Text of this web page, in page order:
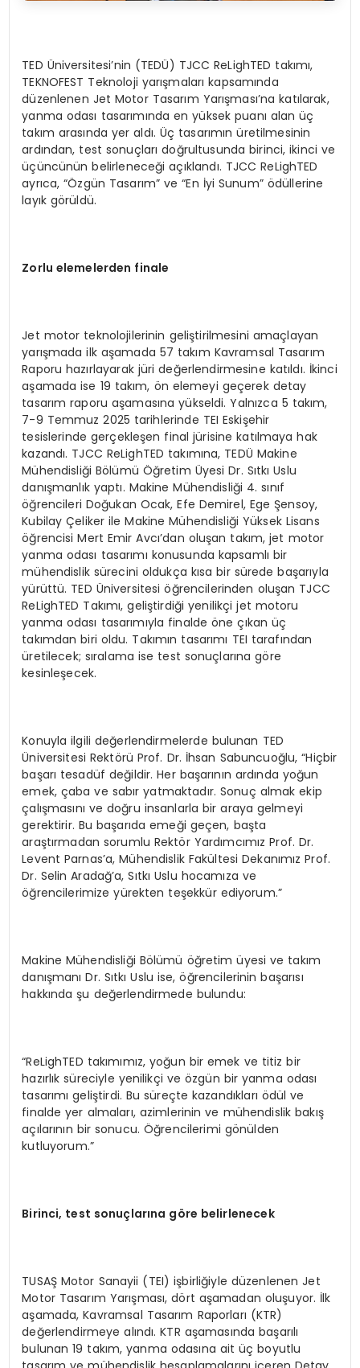
TED Üniversitesi’nin (TEDÜ) TJCC ReLighTED takımı,
TEKNOFEST Teknoloji yarışmaları kapsamında
düzenlenen Jet Motor Tasarım Yarışması’na katılarak,
yanma odası tasarımında en yüksek puanı alan üç
takım arasında yer aldı. Üç tasarımın üretilmesinin
ardından, test sonuçları doğrultusunda birinci, ikinci ve
üçüncünün belirleneceği açıklandı. TJCC ReLighTED
ayrıca, “Özgün Tasarım” ve “En İyi Sunum” ödüllerine
layık görüldü.
Zorlu elemelerden finale
Jet motor teknolojilerinin geliştirilmesini amaçlayan
yarışmada ilk aşamada 57 takım Kavramsal Tasarım
Raporu hazırlayarak jüri değerlendirmesine katıldı. İkinci
aşamada ise 19 takım, ön elemeyi geçerek detay
tasarım raporu aşamasına yükseldi. Yalnızca 5 takım,
7-9 Temmuz 2025 tarihlerinde TEI Eskişehir
tesislerinde gerçekleşen final jürisine katılmaya hak
kazandı. TJCC ReLighTED takımına, TEDÜ Makine
Mühendisliği Bölümü Öğretim Üyesi Dr. Sıtkı Uslu
danışmanlık yaptı. Makine Mühendisliği 4. sınıf
öğrencileri Doğukan Ocak, Efe Demirel, Ege Şensoy,
Kubilay Çeliker ile Makine Mühendisliği Yüksek Lisans
öğrencisi Mert Emir Avcı’dan oluşan takım, jet motor
yanma odası tasarımı konusunda kapsamlı bir
mühendislik sürecini oldukça kısa bir sürede başarıyla
yürüttü. TED Üniversitesi öğrencilerinden oluşan TJCC
ReLighTED Takımı, geliştirdiği yenilikçi jet motoru
yanma odası tasarımıyla finalde öne çıkan üç
takımdan biri oldu. Takımın tasarımı TEI tarafından
üretilecek; sıralama ise test sonuçlarına göre
kesinleşecek.
Konuyla ilgili değerlendirmelerde bulunan TED
Üniversitesi Rektörü Prof. Dr. İhsan Sabuncuoğlu, “Hiçbir
başarı tesadüf değildir. Her başarının ardında yoğun
emek, çaba ve sabır yatmaktadır. Sonuç almak ekip
çalışmasını ve doğru insanlarla bir araya gelmeyi
gerektirir. Bu başarıda emeği geçen, başta
araştırmadan sorumlu Rektör Yardımcımız Prof. Dr.
Levent Parnas’a, Mühendislik Fakültesi Dekanımız Prof.
Dr. Selin Aradağ’a, Sıtkı Uslu hocamıza ve
öğrencilerimize yürekten teşekkür ediyorum.”
Makine Mühendisliği Bölümü öğretim üyesi ve takım
danışmanı Dr. Sıtkı Uslu ise, öğrencilerinin başarısı
hakkında şu değerlendirmede bulundu:
“ReLighTED takımımız, yoğun bir emek ve titiz bir
hazırlık süreciyle yenilikçi ve özgün bir yanma odası
tasarımı geliştirdi. Bu süreçte kazandıkları ödül ve
finalde yer almaları, azimlerinin ve mühendislik bakış
açılarının bir sonucu. Öğrencilerimi gönülden
kutluyorum.”
Birinci, test sonuçlarına göre belirlenecek
TUSAŞ Motor Sanayii (TEI) işbirliğiyle düzenlenen Jet
Motor Tasarım Yarışması, dört aşamadan oluşuyor. İlk
aşamada, Kavramsal Tasarım Raporları (KTR)
değerlendirmeye alındı. KTR aşamasında başarılı
bulunan 19 takım, yanma odasına ait üç boyutlu